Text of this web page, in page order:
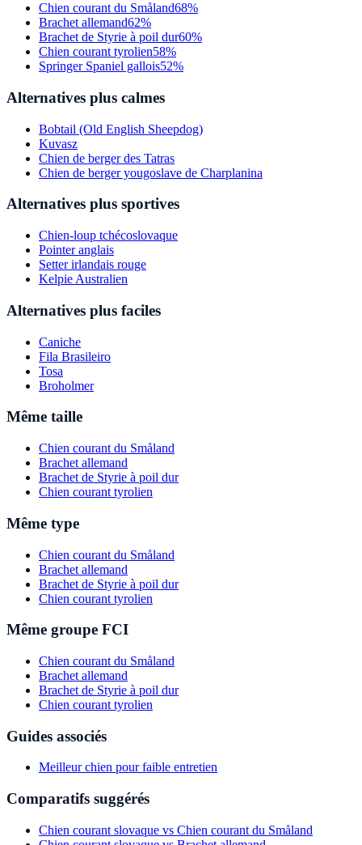
Chien courant du Småland68%
Brachet allemand62%
Brachet de Styrie à poil dur60%
Chien courant tyrolien58%
Springer Spaniel gallois52%
Alternatives plus calmes
Bobtail (Old English Sheepdog)
Kuvasz
Chien de berger des Tatras
Chien de berger yougoslave de Charplanina
Alternatives plus sportives
Chien-loup tchécoslovaque
Pointer anglais
Setter irlandais rouge
Kelpie Australien
Alternatives plus faciles
Caniche
Fila Brasileiro
Tosa
Broholmer
Même taille
Chien courant du Småland
Brachet allemand
Brachet de Styrie à poil dur
Chien courant tyrolien
Même type
Chien courant du Småland
Brachet allemand
Brachet de Styrie à poil dur
Chien courant tyrolien
Même groupe FCI
Chien courant du Småland
Brachet allemand
Brachet de Styrie à poil dur
Chien courant tyrolien
Guides associés
Meilleur chien pour faible entretien
Comparatifs suggérés
Chien courant slovaque vs Chien courant du Småland